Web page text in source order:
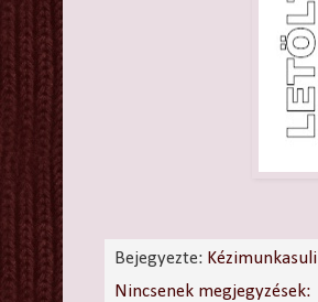
Bejegyezte: Kézimunkasuli
Nincsenek megjegyzések: